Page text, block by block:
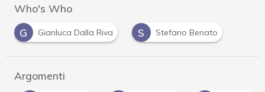
Who's Who
G
Gianluca Dalla Riva S Stefano Benato
Argomenti